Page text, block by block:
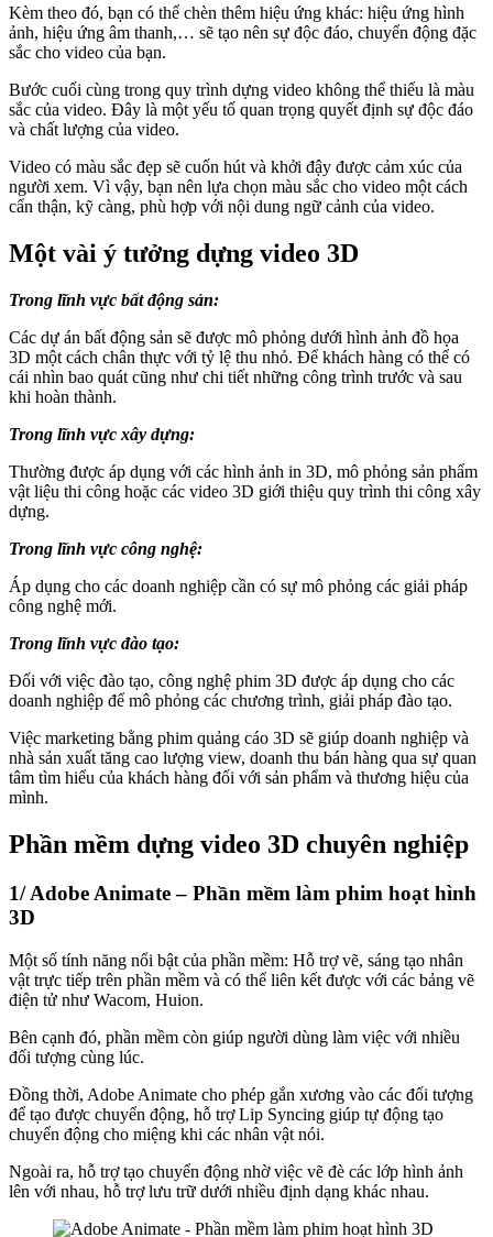
Kèm theo đó, bạn có thể chèn thêm hiệu ứng khác: hiệu ứng hình
ảnh, hiệu ứng âm thanh,… sẽ tạo nên sự độc đáo, chuyển động đặc
sắc cho video của bạn.
Bước cuối cùng trong quy trình dựng video không thể thiếu là màu
sắc của video. Đây là một yếu tố quan trọng quyết định sự độc đáo
và chất lượng của video.
Video có màu sắc đẹp sẽ cuốn hút và khởi đậy được cảm xúc của
người xem. Vì vậy, bạn nên lựa chọn màu sắc cho video một cách
cẩn thận, kỹ càng, phù hợp với nội dung ngữ cảnh của video.
Một vài ý tưởng dựng video 3D
Trong lĩnh vực bất động sản:
Các dự án bất động sản sẽ được mô phỏng dưới hình ảnh đồ họa
3D một cách chân thực với tỷ lệ thu nhỏ. Để khách hàng có thể có
cái nhìn bao quát cũng như chi tiết những công trình trước và sau
khi hoàn thành.
Trong lĩnh vực xây dựng:
Thường được áp dụng với các hình ảnh in 3D, mô phỏng sản phẩm
vật liệu thi công hoặc các video 3D giới thiệu quy trình thi công xây
dựng.
Trong lĩnh vực công nghệ:
Áp dụng cho các doanh nghiệp cần có sự mô phỏng các giải pháp
công nghệ mới.
Trong lĩnh vực đào tạo:
Đối với việc đào tạo, công nghệ phim 3D được áp dụng cho các
doanh nghiệp để mô phỏng các chương trình, giải pháp đào tạo.
Việc marketing bằng phim quảng cáo 3D sẽ giúp doanh nghiệp và
nhà sản xuất tăng cao lượng view, doanh thu bán hàng qua sự quan
tâm tìm hiểu của khách hàng đối với sản phẩm và thương hiệu của
mình.
Phần mềm dựng video 3D chuyên nghiệp
1/ Adobe Animate – Phần mềm làm phim hoạt hình
3D
Một số tính năng nổi bật của phần mềm: Hỗ trợ vẽ, sáng tạo nhân
vật trực tiếp trên phần mềm và có thể liên kết được với các bảng vẽ
điện tử như Wacom, Huion.
Bên cạnh đó, phần mềm còn giúp người dùng làm việc với nhiều
đối tượng cùng lúc.
Đồng thời, Adobe Animate cho phép gắn xương vào các đối tượng
để tạo được chuyển động, hỗ trợ Lip Syncing giúp tự động tạo
chuyển động cho miệng khi các nhân vật nói.
Ngoài ra, hỗ trợ tạo chuyển động nhờ việc vẽ đè các lớp hình ảnh
lên với nhau, hỗ trợ lưu trữ dưới nhiều định dạng khác nhau.